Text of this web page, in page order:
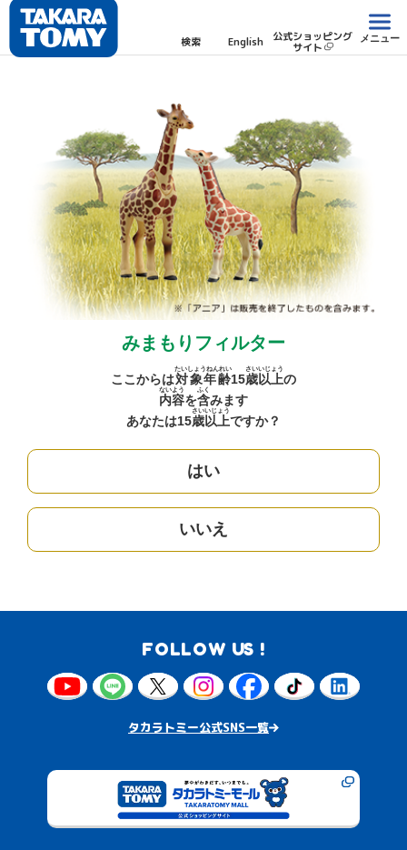
検索 English 公式ショッピング
サイト
メニュー
みまもりフィルター
ここからは対象年齢
たいしょうねんれい
15歳
さい
以上
いじょう
の
内容
ないよう
を含
ふく
みます
あなたは15歳
さい
以上
いじょう
ですか？
はい
いいえ
FOLLOW US !
タカラトミー公式SNS一覧